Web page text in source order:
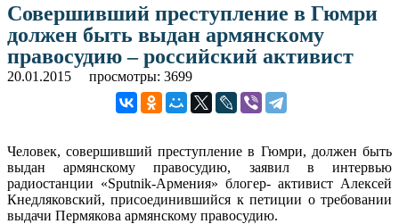
Совершивший преступление в Гюмри
должен быть выдан армянскому
правосудию – российский активист
20.01.2015 просмотры: 3699
Человек, совершивший преступление в Гюмри, должен быть
выдан армянскому правосудию, заявил в интервью
радиостанции «Sputnik-Армения» блогер- активист Алексей
Кнедляковский, присоединившийся к петиции о требовании
выдачи Пермякова армянскому правосудию.